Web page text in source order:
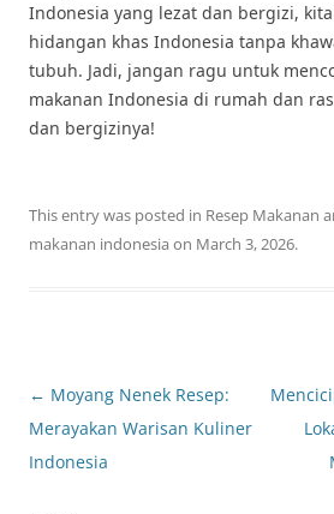
Indonesia yang lezat dan bergizi,
hidangan khas Indonesia tanpa
tubuh. Jadi, jangan ragu untuk
makanan Indonesia di rumah dan
dan bergizinya!
This entry was posted in Resep Makanan
makanan indonesia on March 3, 2026.
Post
navigation
← Moyang Nenek Resep:
Merayakan Warisan Kuliner
Indonesia